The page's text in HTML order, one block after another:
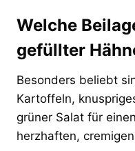
Welche
gefüllter
Besonders beliebt
Kartoffeln,
grüner Salat für
herzhaften,